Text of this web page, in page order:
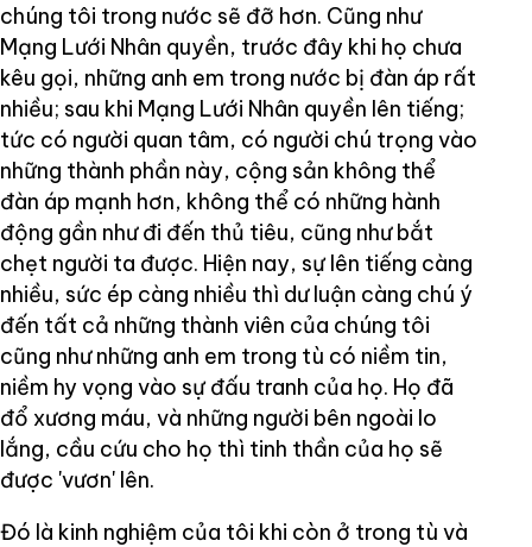
chúng tôi trong nước sẽ đỡ hơn. Cũng như
Mạng Lưới Nhân quyền, trước đây khi họ chưa
kêu gọi, những anh em trong nước bị đàn áp rất
nhiều; sau khi Mạng Lưới Nhân quyền lên tiếng;
tức có người quan tâm, có người chú trọng vào
những thành phần này, cộng sản không thể
đàn áp mạnh hơn, không thể có những hành
động gần như đi đến thủ tiêu, cũng như bắt
chẹt người ta được. Hiện nay, sự lên tiếng càng
nhiều, sức ép càng nhiều thì dư luận càng chú ý
đến tất cả những thành viên của chúng tôi
cũng như những anh em trong tù có niềm tin,
niềm hy vọng vào sự đấu tranh của họ. Họ đã
đổ xương máu, và những người bên ngoài lo
lắng, cầu cứu cho họ thì tinh thần của họ sẽ
được 'vươn' lên.
Đó là kinh nghiệm của tôi khi còn ở trong tù và